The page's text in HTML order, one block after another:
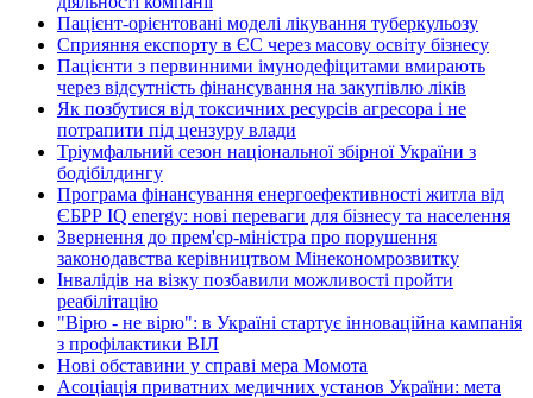
Пацієнт-орієнтовані моделі лікування туберкульозу
Сприяння експорту в ЄС через масову освіту бізнесу
Пацієнти з первинними імунодефіцитами вмирають
через відсутність фінансування на закупівлю ліків
Як позбутися від токсичних ресурсів агресора і не
потрапити під цензуру влади
Тріумфальний сезон національної збірної України з
бодібілдингу
Програма фінансування енергоефективності житла від
ЄБРР IQ energy: нові переваги для бізнесу та населення
Звернення до прем'єр-міністра про порушення
законодавства керівництвом Мінекономрозвитку
Інвалідів на візку позбавили можливості пройти
реабілітацію
"Вірю - не вірю": в Україні стартує інноваційна кампанія
з профілактики ВІЛ
Нові обставини у справі мера Момота
Асоціація приватних медичних установ України: мета